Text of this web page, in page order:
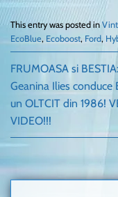
This entry was posted in
EcoBlue, Ecoboost, Ford,
FRUMOASA si BESTIA:
Geanina Ilies conduce
un OLTCIT din 1986!
VIDEO!!!